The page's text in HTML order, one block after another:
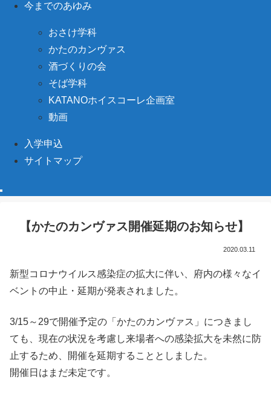
今までのあゆみ
おさけ学科
かたのカンヴァス
酒づくりの会
そば学科
KATANOホイスコーレ企画室
動画
入学申込
サイトマップ
【かたのカンヴァス開催延期のお知らせ】
2020.03.11
新型コロナウイルス感染症の拡大に伴い、府内の様々なイ
ベントの中止・延期が発表されました。
3/15～29で開催予定の「かたのカンヴァス」につきまし
ても、現在の状況を考慮し来場者への感染拡大を未然に防
止するため、開催を延期することとしました。
開催日はまだ未定です。